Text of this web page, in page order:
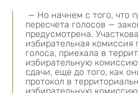
— Но начнем с того, что
пересчета голосов —
предусмотрена.
избирательная комиссия
голоса, приехала в
избирательную
сдачи, еще до того, как
протокол в